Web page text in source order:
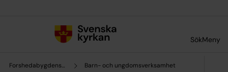
SökMeny
Forshedabygdens församling Barn- och ungdomsverksamhet